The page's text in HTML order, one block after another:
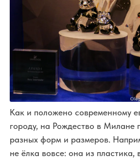
Как и положено современному
городу, на Рождество в Милане
разных форм и размеров.
не ёлка вовсе: она из пластика,